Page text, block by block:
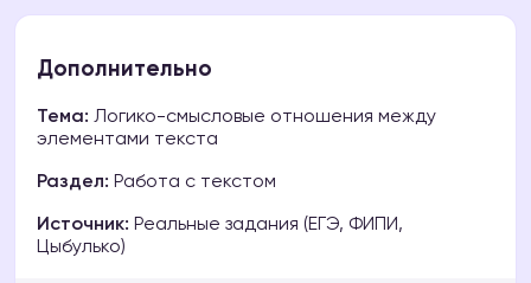
Дополнительно
Тема: Логико-смысловые отношения между
элементами текста
Раздел: Работа с текстом
Источник: Реальные задания (ЕГЭ, ФИПИ,
Цыбулько)